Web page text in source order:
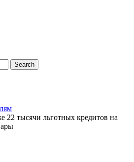
22 тысячи льготных кредитов на